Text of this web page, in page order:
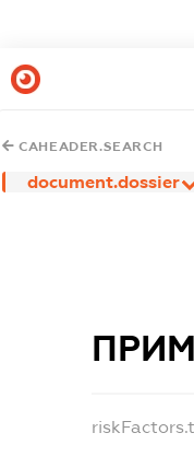
CAHEADER.SEARCH
document.dossier